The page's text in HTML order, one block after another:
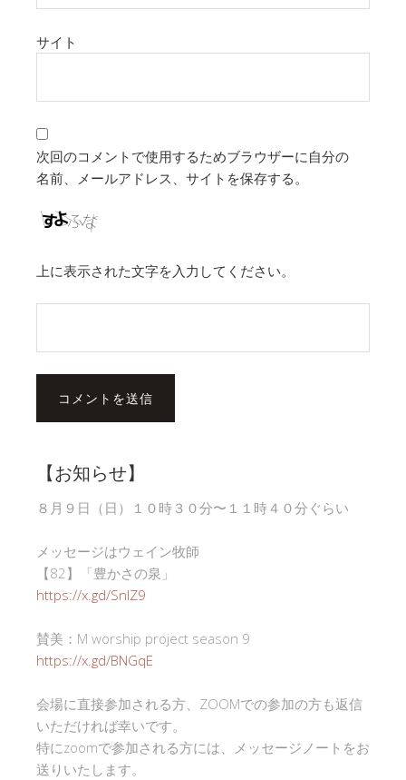
サイト
次回のコメントで使用するためブラウザーに自分の
名前、メールアドレス、サイトを保存する。
上に表示された文字を入力してください。
【お知らせ】
８月９日（日）１０時３０分〜１１時４０分ぐらい
メッセージはウェイン牧師
【82】「豊かさの泉」
https://x.gd/SnlZ9
賛美：M worship project season 9
https://x.gd/BNGqE
会場に直接参加される方、ZOOMでの参加の方も返信
いただければ幸いです。
特にzoomで参加される方には、メッセージノートをお
送りいたします。